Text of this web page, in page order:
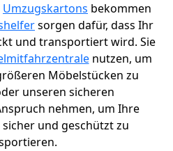
Umzugskartons bekommen
sorgen dafür, dass Ihr
und transportiert wird. Sie
nutzen, um
Möbelstücken zu
unseren sicheren
nehmen, um Ihre
und geschützt zu